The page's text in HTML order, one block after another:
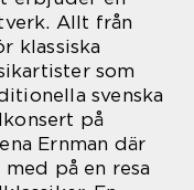
Allt från
klassiska
som
svenska
på
Ernman där
på en resa